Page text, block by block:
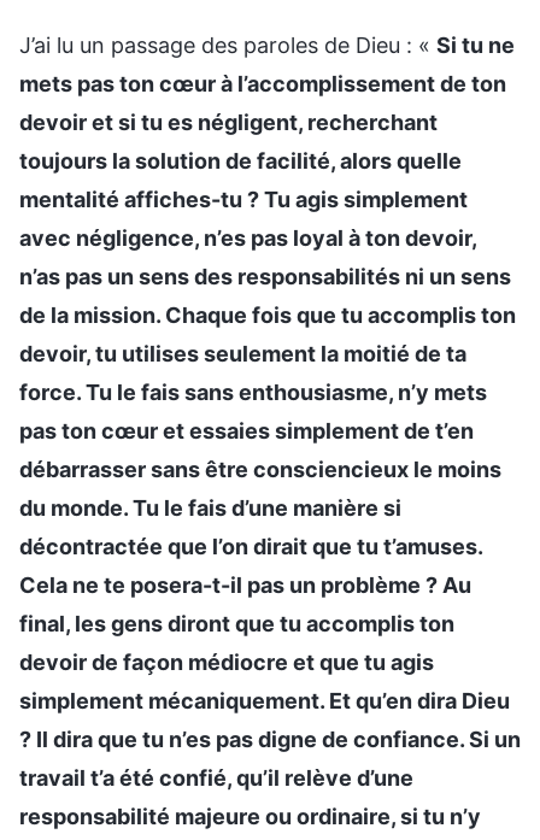
J’ai lu un passage des paroles de Dieu : « Si tu ne
mets pas ton cœur à l’accomplissement de ton
devoir et si tu es négligent, recherchant
toujours la solution de facilité, alors quelle
mentalité affiches-tu ? Tu agis simplement
avec négligence, n’es pas loyal à ton devoir,
n’as pas un sens des responsabilités ni un sens
de la mission. Chaque fois que tu accomplis ton
devoir, tu utilises seulement la moitié de ta
force. Tu le fais sans enthousiasme, n’y mets
pas ton cœur et essaies simplement de t’en
débarrasser sans être consciencieux le moins
du monde. Tu le fais d’une manière si
décontractée que l’on dirait que tu t’amuses.
Cela ne te posera-t-il pas un problème ? Au
final, les gens diront que tu accomplis ton
devoir de façon médiocre et que tu agis
simplement mécaniquement. Et qu’en dira Dieu
? Il dira que tu n’es pas digne de confiance. Si un
travail t’a été confié, qu’il relève d’une
responsabilité majeure ou ordinaire, si tu n’y